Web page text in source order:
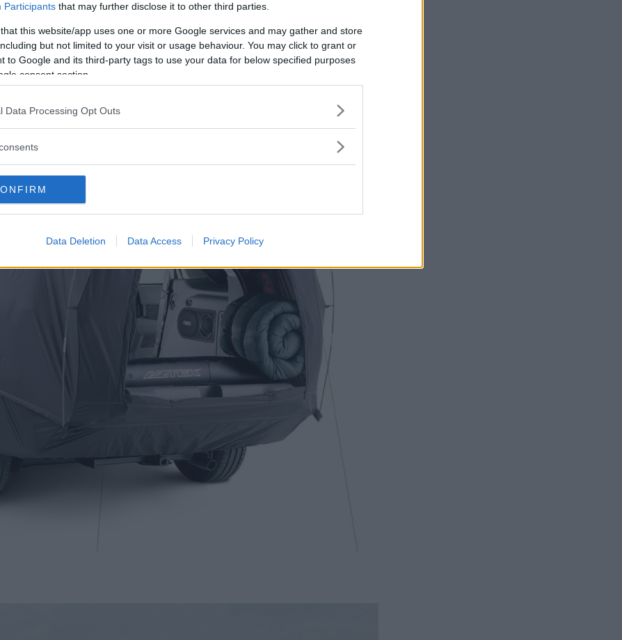
Participants that may further disclose it to other third parties.
this website/app uses one or more Google services and may gather and store
but not limited to your visit or usage behaviour. You may click to grant or
to Google and its third-party tags to use your data for below specified purposes
consent section.
Data Processing Opt Outs
Data Deletion Data Access Privacy Policy